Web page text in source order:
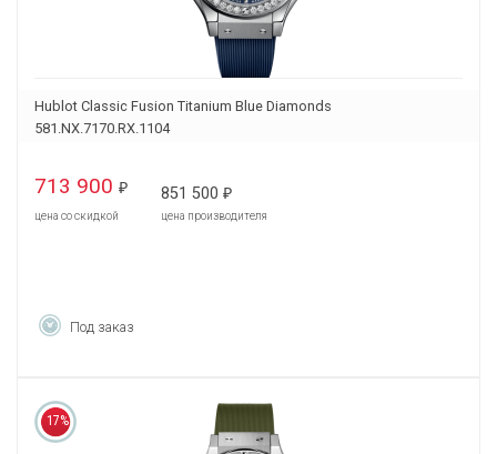
Hublot Classic Fusion Titanium Blue Diamonds
581.NX.7170.RX.1104
713 900 ₽
цена со скидкой
851 500 ₽
цена производителя
Под заказ
17%